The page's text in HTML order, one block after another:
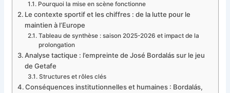
Pourquoi la mise en scène fonctionne
Le contexte sportif et les chiffres : de la lutte pour le
maintien à l’Europe
Tableau de synthèse : saison 2025-2026 et impact de la
prolongation
Analyse tactique : l’empreinte de José Bordalás sur le jeu
de Getafe
Structures et rôles clés
Conséquences institutionnelles et humaines : Bordalás,